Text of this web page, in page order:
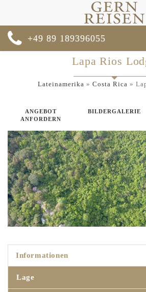
+49 89 189396055
Lapa Rios
Lateinamerika » Costa Rica »
ANGEBOT
ANFORDERN
BILDERGALERIE
Informationen
Lage